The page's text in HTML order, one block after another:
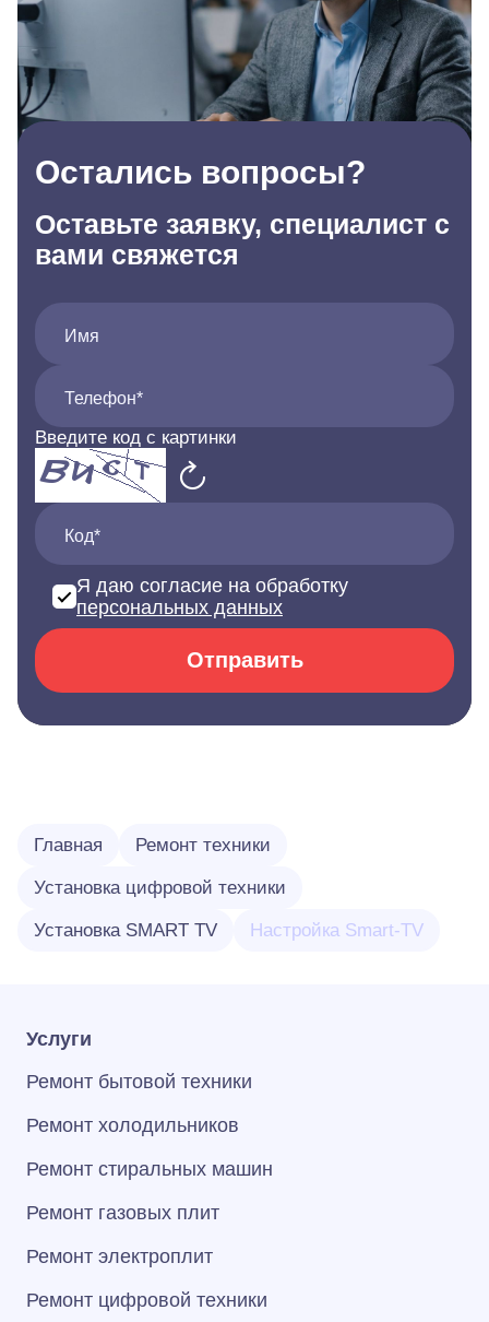
Остались вопросы?
Оставьте заявку, специалист с
вами свяжется
Имя
Телефон*
Введите код с картинки
Код*
Я даю согласие на обработку
персональных данных
Отправить
Главная Ремонт техники
Установка цифровой техники
Установка SMART TV Настройка Smart-TV
Услуги
Ремонт бытовой техники
Ремонт холодильников
Ремонт стиральных машин
Ремонт газовых плит
Ремонт электроплит
Ремонт цифровой техники